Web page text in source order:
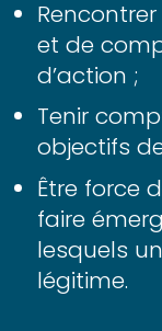
et de
d’action ;
Tenir
objectifs
Être force
faire
lesquels
légitime.